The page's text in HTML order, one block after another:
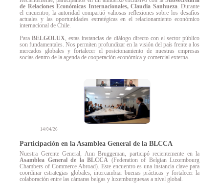
de Relaciones Económicas Internacionales, Claudia Sanhueza. Durante
el encuentro, la autoridad compartió valiosas reflexiones sobre los desafíos
actuales y las oportunidades estratégicas en el relacionamiento económico
internacional de Chile.
ParaBELGOLUX, estas instancias de diálogo directo con el sector público
son fundamentales. Nos permiten profundizar en la visión del país frente a los
mercados globales y fortalecer el posicionamiento de nuestras empresas
socias dentro de la agenda de cooperación económica y comercial externa.
14/04/26
Participación en la Asamblea General de la BLCCA
Nuestra Gerente General, Ann Bruggeman, participó recientemente en la
Asamblea General de la BLCCA (Federation of Belgian Luxembourg
Chambers of Commerce Abroad). Este encuentro es una instancia clave para
coordinar estrategias globales, intercambiar buenas prácticas y fortalecer la
colaboración entre las cámaras belgas y luxemburguesas a nivel global.